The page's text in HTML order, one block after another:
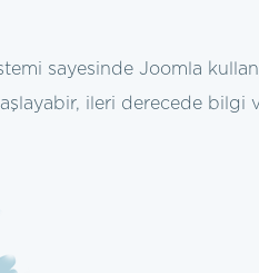
sayesinde Joomla
ileri derecede